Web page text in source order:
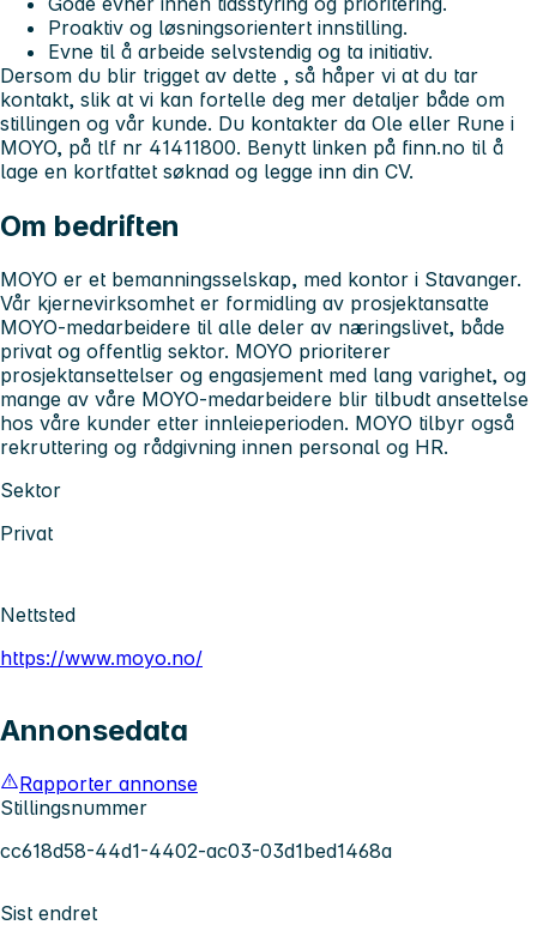
Proaktiv og løsningsorientert innstilling.
Evne til å arbeide selvstendig og ta initiativ.
Dersom du blir trigget av dette , så håper vi at du tar
kontakt, slik at vi kan fortelle deg mer detaljer både om
stillingen og vår kunde. Du kontakter da Ole eller Rune i
MOYO, på tlf nr 41411800. Benytt linken på finn.no til å
lage en kortfattet søknad og legge inn din CV.
Om bedriften
MOYO er et bemanningsselskap, med kontor i Stavanger.
Vår kjernevirksomhet er formidling av prosjektansatte
MOYO-medarbeidere til alle deler av næringslivet, både
privat og offentlig sektor. MOYO prioriterer
prosjektansettelser og engasjement med lang varighet, og
mange av våre MOYO-medarbeidere blir tilbudt ansettelse
hos våre kunder etter innleieperioden. MOYO tilbyr også
rekruttering og rådgivning innen personal og HR.
Sektor
Privat
Nettsted
https://www.moyo.no/
Annonsedata
Rapporter annonse
Stillingsnummer
cc618d58-44d1-4402-ac03-03d1bed1468a
Sist endret